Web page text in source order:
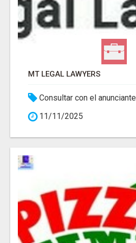
MT LEGAL LAWYERS
Consultar con el anunciante
11/11/2025